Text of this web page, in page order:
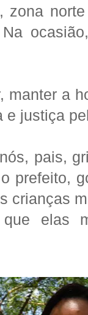
zona
manter a
e justiça
pais,
prefeito,
crianças
elas